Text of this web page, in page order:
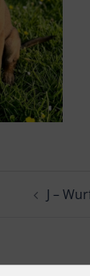
J –